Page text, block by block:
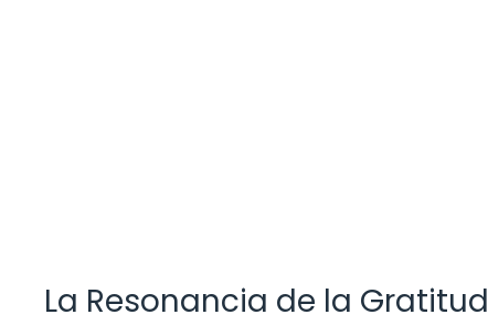
La Resonancia de la